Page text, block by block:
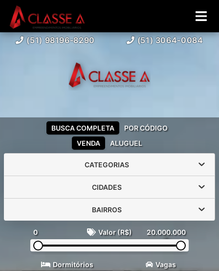
(51) 98196-8290 (51) 3064-0084
VENDA ALUGUEL
BUSCA COMPLETA POR CÓDIGO
CATEGORIAS
CIDADES
BAIRROS
0 Valor (R$) 20.000.000
Dormitórios Vagas